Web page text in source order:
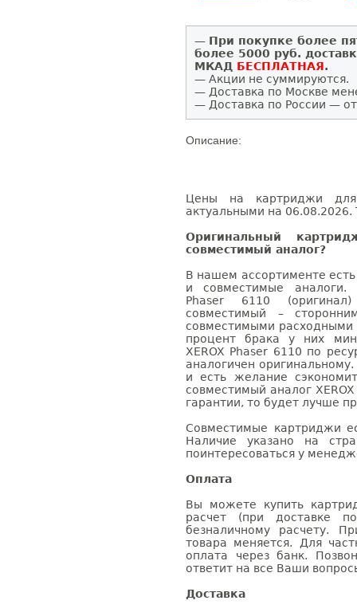
— При покупке более
более 5000 руб.
МКАД БЕСПЛАТНАЯ.
— Акции не суммируются.
— Доставка по Москве
— Доставка по России —
Описание:
Цены на картриджи для
актуальными на 06.08.2026.
Оригинальный
совместимый аналог?
В нашем ассортименте
и совместимые аналоги.
Phaser 6110
совместимый –
совместимыми расходными
процент брака у них
XEROX Phaser 6110 по
аналогичен
и есть желание
совместимый аналог
гарантии, то будет лучше
Совместимые картриджи
Наличие указано на
поинтересоваться у
Оплата
Вы можете купить
расчет (при доставке
безналичному расчету.
товара меняется. Для
оплата через банк.
ответит на все Ваши
Доставка